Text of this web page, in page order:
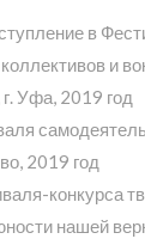
в
и
Уфа, 2019 год
2019 год
конкурса
нашей